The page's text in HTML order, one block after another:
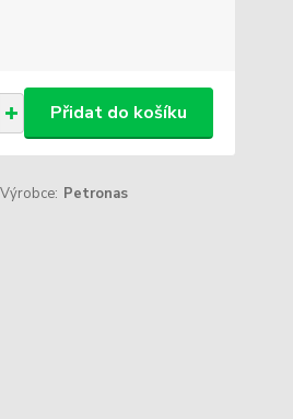
Přidat do košíku
Výrobce: Petronas